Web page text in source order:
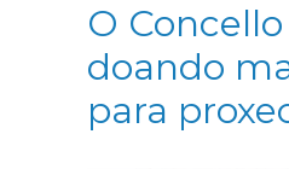
O
doando
para